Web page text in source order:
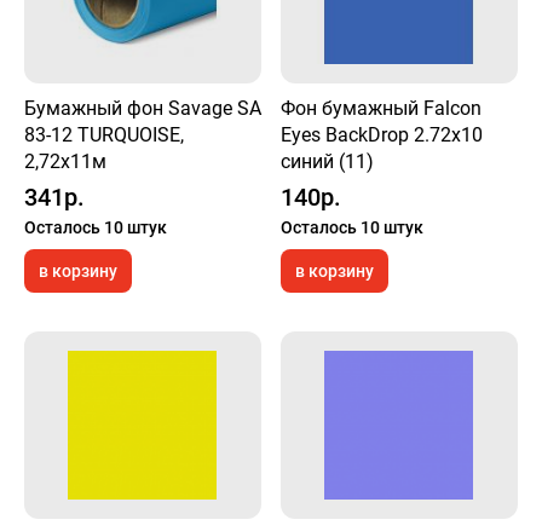
Бумажный фон Savage SA
83-12 TURQUOISE,
2,72х11м
341р.
Осталось 10 штук
в корзину
Фон бумажный Falcon
Eyes BackDrop 2.72x10
синий (11)
140р.
Осталось 10 штук
в корзину